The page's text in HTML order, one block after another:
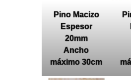
Pino Macizo
Espesor
20mm
Ancho
máximo 30cm